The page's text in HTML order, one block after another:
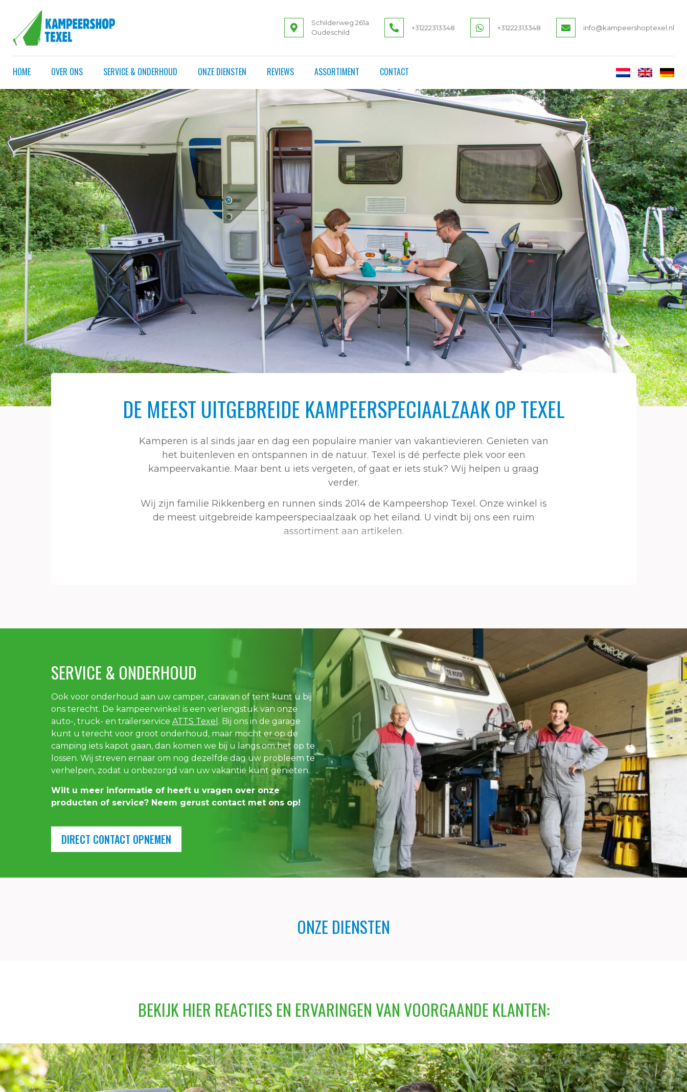
Schilderweg 261a
Oudeschild
+31222313348 +31222313348 info@kampeershoptexel.nl
HOME OVER ONS SERVICE & ONDERHOUD ONZE DIENSTEN REVIEWS ASSORTIMENT CONTACT
DE MEEST UITGEBREIDE KAMPEERSPECIAALZAAK OP TEXEL
Kamperen is al sinds jaar en dag een populaire manier van vakantievieren. Genieten van
het buitenleven en ontspannen in de natuur. Texel is dé perfecte plek voor een
kampeervakantie. Maar bent u iets vergeten, of gaat er iets stuk? Wij helpen u graag
verder.
Wij zijn familie Rikkenberg en runnen sinds 2014 de Kampeershop Texel. Onze winkel is
de meest uitgebreide kampeerspeciaalzaak op het eiland. U vindt bij ons een ruim
assortiment aan artikelen.
SERVICE & ONDERHOUD
Ook voor onderhoud aan uw camper, caravan of tent kunt u bij
ons terecht. De kampeerwinkel is een verlengstuk van onze
auto-, truck- en trailerservice ATTS Texel . Bij ons in de garage
kunt u terecht voor groot onderhoud, maar mocht er op de
camping iets kapot gaan, dan komen we bij u langs om het op te
lossen. Wij streven ernaar om nog dezelfde dag uw probleem te
verhelpen, zodat u onbezorgd van uw vakantie kunt genieten.
Wilt u meer informatie of heeft u vragen over onze
producten of service? Neem gerust contact met ons op!
DIRECT CONTACT OPNEMEN
ONZE DIENSTEN
BEKIJK HIER REACTIES EN ERVARINGEN VAN VOORGAANDE KLANTEN: